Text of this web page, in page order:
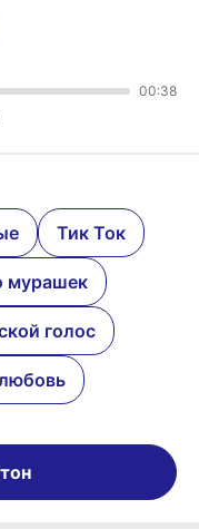
00:38
Тик Ток
мурашек
голос